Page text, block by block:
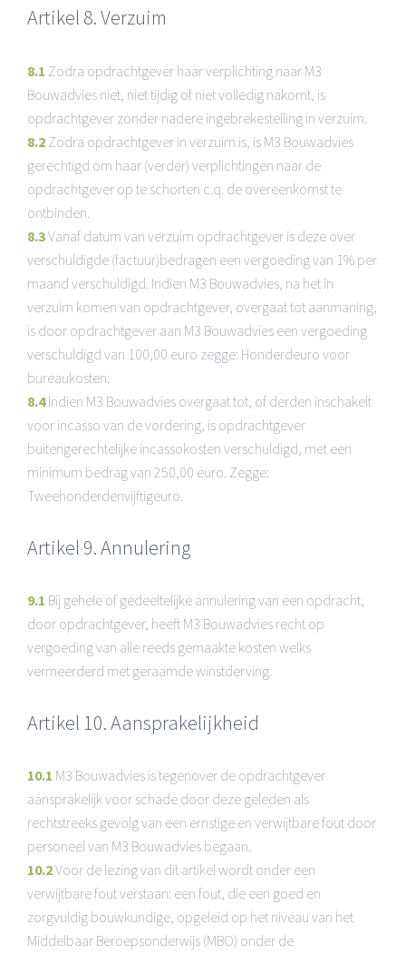
Artikel 8. Verzuim
8.1 Zodra opdrachtgever haar verplichting naar M3
Bouwadvies niet, niet tijdig of niet volledig nakomt, is
opdrachtgever zonder nadere ingebrekestelling in verzuim.
8.2 Zodra opdrachtgever in verzuim is, is M3 Bouwadvies
gerechtigd om haar (verder) verplichtingen naar de
opdrachtgever op te schorten c.q. de overeenkomst te
ontbinden.
8.3Vanaf datum van verzuim opdrachtgever is deze over
verschuldigde (factuur)bedragen een vergoeding van 1% per
maand verschuldigd. Indien M3 Bouwadvies, na het in
verzuim komen van opdrachtgever, overgaat tot aanmaning,
is door opdrachtgever aan M3 Bouwadvies een vergoeding
verschuldigd van 100,00 euro zegge: Honderdeuro voor
bureaukosten.
8.4Indien M3 Bouwadvies overgaat tot, of derden inschakelt
voor incasso van de vordering, is opdrachtgever
buitengerechtelijke incassokosten verschuldigd, met een
minimum bedrag van 250,00 euro. Zegge:
Tweehonderdenvijftigeuro.
Artikel 9. Annulering
9.1 Bij gehele of gedeeltelijke annulering van een opdracht,
door opdrachtgever, heeft M3 Bouwadvies recht op
vergoeding van alle reeds gemaakte kosten welks
vermeerderd met geraamde winstderving.
Artikel 10. Aansprakelijkheid
10.1 M3 Bouwadvies is tegenover de opdrachtgever
aansprakelijk voor schade door deze geleden als
rechtstreeks gevolg van een ernstige en verwijtbare fout door
personeel van M3 Bouwadvies begaan.
10.2Voor de lezing van dit artikel wordt onder een
verwijtbare fout verstaan: een fout, die een goed en
zorgvuldig bouwkundige, opgeleid op het niveau van het
Middelbaar Beroepsonderwijs (MBO) onder de